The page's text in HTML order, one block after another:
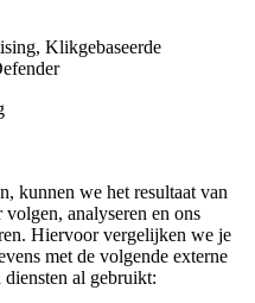
Klikgebaseerde
kunnen we het resultaat van
analyseren en ons
Hiervoor vergelijken we je
met de volgende externe
al gebruikt: